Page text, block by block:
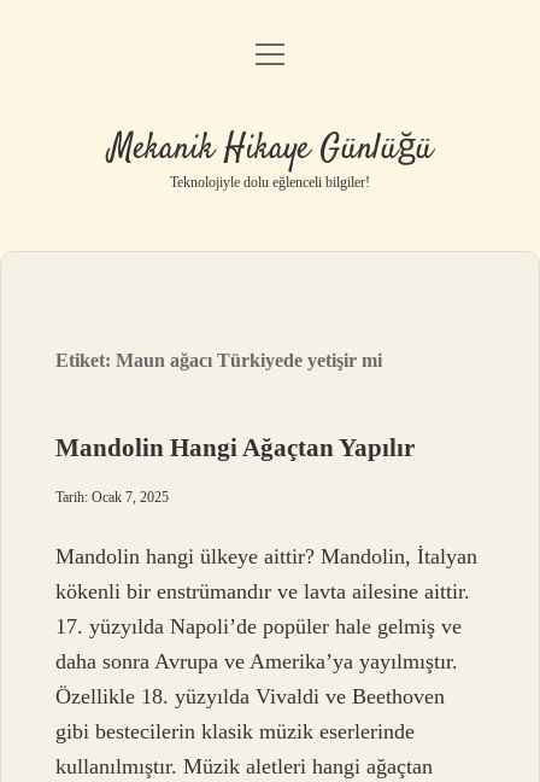
Anasayfa
Yasal Uyarı
menüyü
Mekanik Hikaye Günlüğü
Teknolojiyle dolu eğlenceli bilgiler!
Etiket:Maun ağacı Türkiyede yetişir mi
Mandolin Hangi Ağaçtan Yapılır
Tarih: Ocak 7, 2025
Mandolin hangi ülkeye aittir? Mandolin, İtalyan
kökenli bir enstrümandır ve lavta ailesine aittir.
17. yüzyılda Napoli’de popüler hale gelmiş ve
daha sonra Avrupa ve Amerika’ya yayılmıştır.
Özellikle 18. yüzyılda Vivaldi ve Beethoven
gibi bestecilerin klasik müzik eserlerinde
kullanılmıştır. Müzik aletleri hangi ağaçtan